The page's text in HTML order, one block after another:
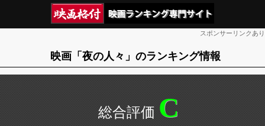
スポンサーリンクあり
映画「夜の人々」のランキング情報
C